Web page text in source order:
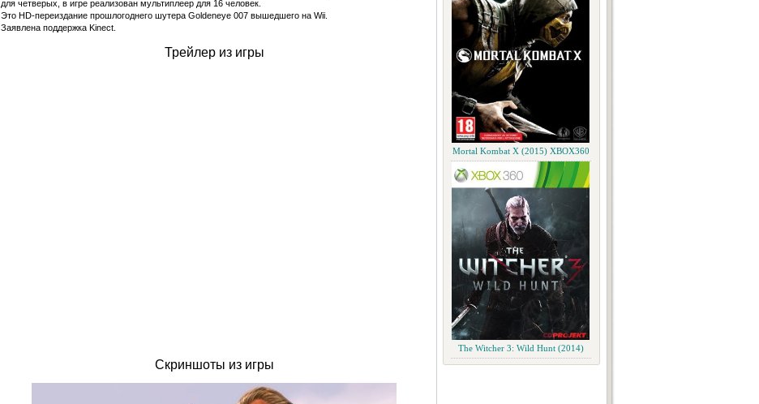
Mortal Kombat X (2015) XBOX360
The Witcher 3: Wild Hunt (2014)
для четверых, в игре реализован мультиплеер для 16 человек.
Это HD-переиздание прошлогоднего шутера Goldeneye 007 вышедшего на Wii.
Заявлена поддержка Kinect.
Трейлер из игры
Скриншоты из игры